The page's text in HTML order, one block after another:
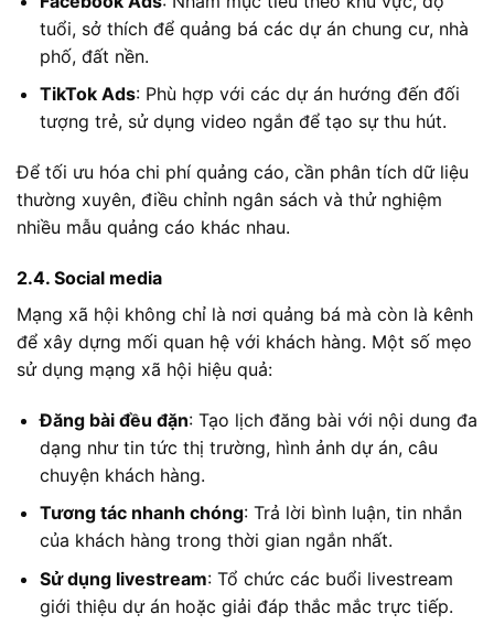
tuổi, sở thích để quảng bá các dự án chung cư, nhà
phố, đất nền.
TikTok Ads: Phù hợp với các dự án hướng đến đối
tượng trẻ, sử dụng video ngắn để tạo sự thu hút.
Để tối ưu hóa chi phí quảng cáo, cần phân tích dữ liệu
thường xuyên, điều chỉnh ngân sách và thử nghiệm
nhiều mẫu quảng cáo khác nhau.
2.4. Social media
Mạng xã hội không chỉ là nơi quảng bá mà còn là kênh
để xây dựng mối quan hệ với khách hàng. Một số mẹo
sử dụng mạng xã hội hiệu quả:
Đăng bài đều đặn: Tạo lịch đăng bài với nội dung đa
dạng như tin tức thị trường, hình ảnh dự án, câu
chuyện khách hàng.
Tương tác nhanh chóng: Trả lời bình luận, tin nhắn
của khách hàng trong thời gian ngắn nhất.
Sử dụng livestream: Tổ chức các buổi livestream
giới thiệu dự án hoặc giải đáp thắc mắc trực tiếp.